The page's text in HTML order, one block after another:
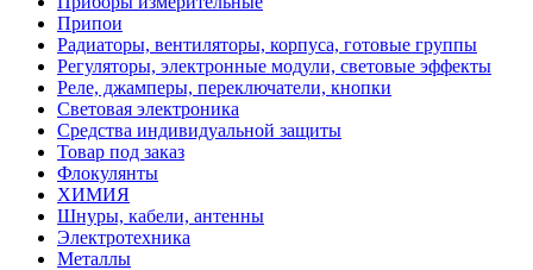
Припои
Радиаторы, вентиляторы, корпуса, готовые группы
Регуляторы, электронные модули, световые эффекты
Реле, джамперы, переключатели, кнопки
Световая электроника
Средства индивидуальной защиты
Товар под заказ
Флокулянты
ХИМИЯ
Шнуры, кабели, антенны
Электротехника
Металлы